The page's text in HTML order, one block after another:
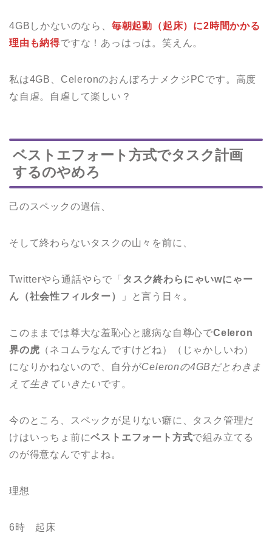
4GBしかないのなら、 毎朝起動（起床）に2時間かかる
理由も納得ですな！あっはっは。笑えん。
私は4GB、CeleronのおんぼろナメクジPCです。高度
な自虐。自虐して楽しい？
ベストエフォート方式でタスク計画
するのやめろ
己のスペックの過信、
そして終わらないタスクの山々を前に、
Twitterやら通話やらで「 タスク終わらにゃいwにゃー
ん（社会性フィルター）
」と言う日々。
このままでは尊大な羞恥心と臆病な自尊心でCeleron
界の虎 （ネコムラなんですけどね）（じゃかしいわ）
になりかねないので、自分がCeleronの4GBだとわきま
えて生きていきたいです。
今のところ、スペックが足りない癖に、タスク管理だ
けはいっちょ前にベストエフォート方式で組み立てる
のが得意なんですよね。
理想
6時 起床